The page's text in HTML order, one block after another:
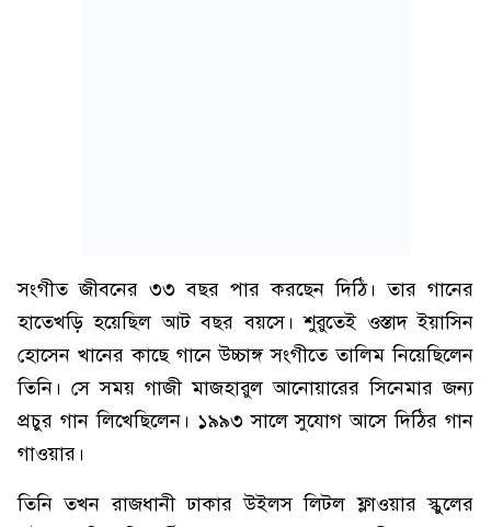
সংগীত জীবনের ৩৩ বছর পার করছেন দিঠি। তার গানের
হাতেখড়ি হয়েছিল আট বছর বয়সে। শুরুতেই ওস্তাদ ইয়াসিন
হোসেন খানের কাছে গানে উচ্চাঙ্গ সংগীতে তালিম নিয়েছিলেন
তিনি। সে সময় গাজী মাজহারুল আনোয়ারের সিনেমার জন্য
প্রচুর গান লিখেছিলেন। ১৯৯৩ সালে সুযোগ আসে দিঠির গান
গাওয়ার।
তিনি তখন রাজধানী ঢাকার উইলস লিটল ফ্লাওয়ার স্কুলের